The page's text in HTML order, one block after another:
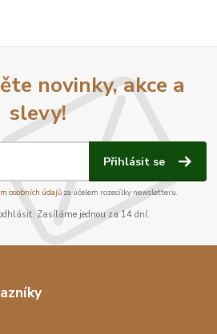
novinky, akce a
slevy!
Přihlásit se
osobních údajůza účelem rozesílky newsletteru.
Zasíláme jednou za 14 dní.